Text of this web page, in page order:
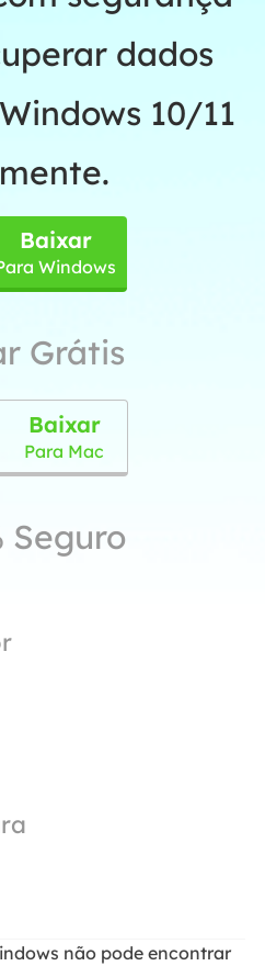
dados
10/11
Baixar
Windows
Grátis
Baixar
Para Mac
Seguro
não pode encontrar